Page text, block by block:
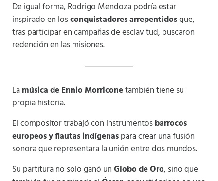
De igual forma, Rodrigo Mendoza podría estar
inspirado en losconquistadores arrepentidosque,
tras participar en campañas de esclavitud, buscaron
redención en las misiones.
Lamúsica de Ennio Morriconetambién tiene su
propia historia.
El compositor trabajó con instrumentosbarrocos
europeos y flautas indígenaspara crear una fusión
sonora que representara la unión entre dos mundos.
Su partitura no solo ganó unGlobo de Oro, sino que